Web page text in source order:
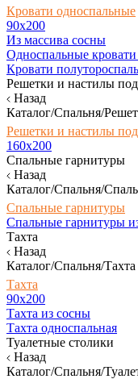
Кровати односпальные
90х200
Из массива сосны
Односпальные кровати
Кровати
Решетки и настилы
Назад
Каталог/Спальня/
Решетки и настилы
160х200
Спальные гарнитуры
Назад
Каталог/Спальня/
Спальные гарнитуры
Спальные гарнитуры
Тахта
Назад
Каталог/Спальня/Тахта
Тахта
90х200
Тахта из сосны
Тахта односпальная
Туалетные столики
Назад
Каталог/Спальня/